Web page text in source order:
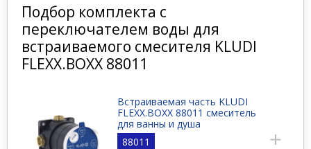
Подбор комплекта с
переключателем воды для
встраиваемого смесителя KLUDI
FLEXX.BOXX 88011
Встраиваемая часть KLUDI
FLEXX.BOXX 88011 смеситель
для ванны и душа
88011